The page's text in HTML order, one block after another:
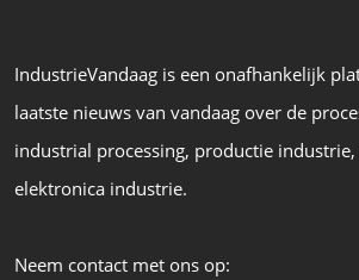
IndustrieVandaag is een onafhankelijk
laatste nieuws van vandaag over de
industrial processing, productie
elektronica industrie.
Neem contact met ons op: